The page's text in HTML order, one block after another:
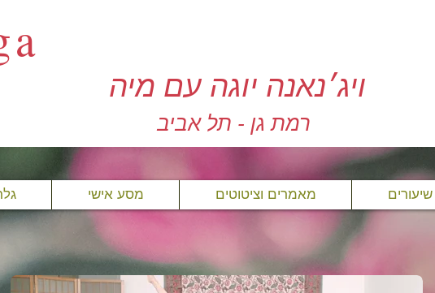
ויג׳נאנה יוגה עם מיה
רמת גן - תל אביב
מסע אישי מאמרים וציטוטים שיעורים